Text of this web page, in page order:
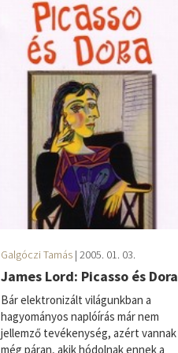
Galgóczi Tamás| 2005. 01. 03.
James Lord: Picasso és Dora
Bár elektronizált világunkban a
hagyományos naplóírás már nem
jellemző tevékenység, azért vannak
még páran, akik hódolnak ennek a